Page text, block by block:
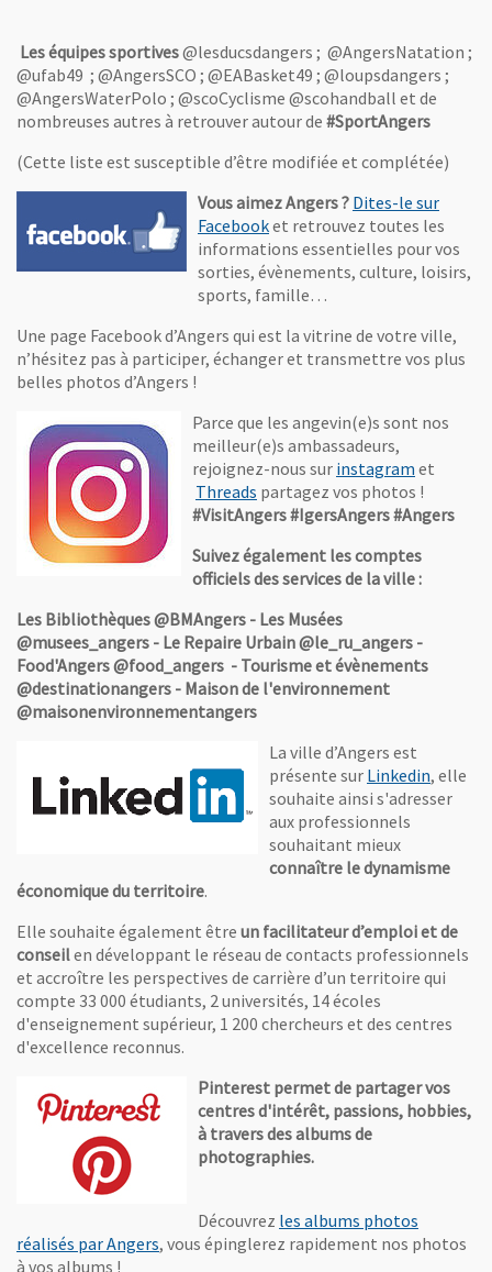
Les équipes sportives@lesducsdangers ; @AngersNatation ;
@ufab49 ; @AngersSCO ; @EABasket49 ; @loupsdangers ;
@AngersWaterPolo ; @scoCyclisme @scohandball et de
nombreuses autres à retrouver autour de #SportAngers
(Cette liste est susceptible d’être modifiée et complétée)
Vous aimez Angers? Dites-le sur
Facebook, Ouvre une nouvelle fenêtre
et retrouvez toutes les
informations essentielles pour vos
sorties, évènements, culture, loisirs,
sports, famille…
Une page Facebook d’Angers qui est la vitrine de votre ville,
n’hésitez pas à participer, échanger et transmettre vos plus
belles photos d’Angers !
Parce que les angevin(e)s sont nos
meilleur(e)s ambassadeurs,
rejoignez-nous sur instagram , Ouvre
et
Threads , Ouvre une nouvelle fenêtre
partagez vos photos !
#VisitAngers #IgersAngers #Angers
Suivez également les comptes
officiels des services de la ville :
Les Bibliothèques @BMAngers - Les Musées
@musees_angers - Le Repaire Urbain @le_ru_angers -
Food'Angers @food_angers - Tourisme et évènements
@destinationangers - Maison de l'environnement
@maisonenvironnementangers
La ville d’Angers est
présente sur Linkedin ,
, elle
souhaite ainsi s'adresser
aux professionnels
souhaitant mieux
connaître le dynamisme
économique du territoire.
Elle souhaite également être un facilitateur d’emploi et de
conseilen développant le réseau de contacts professionnels
et accroître les perspectives de carrière d’un territoire qui
compte 33 000 étudiants, 2 universités, 14 écoles
d'enseignement supérieur, 1 200 chercheurs et des centres
d'excellence reconnus.
Pinterest permet de partager vos
centres d'intérêt, passions, hobbies,
à travers des albums de
photographies.
Découvrez les albums photos
réalisés par Angers , Ouvre une nouvelle fenêtre
, vous épinglerez rapidement nos photos
à vos albums !